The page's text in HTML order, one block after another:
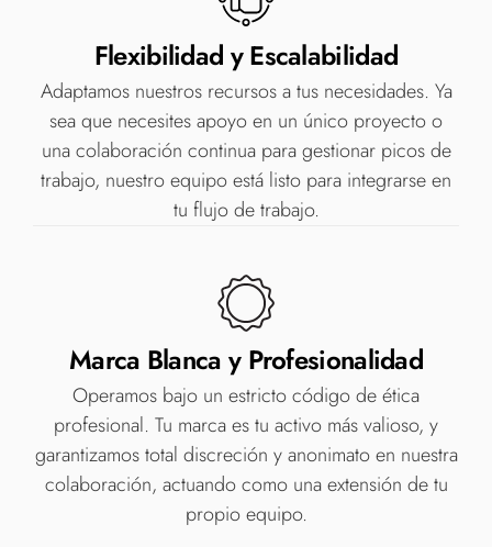
Flexibilidad y Escalabilidad
Adaptamos nuestros recursos a tus necesidades. Ya
sea que necesites apoyo en un único proyecto o
una colaboración continua para gestionar picos de
trabajo, nuestro equipo está listo para integrarse en
tu flujo de trabajo.
Marca Blanca y Profesionalidad
Operamos bajo un estricto código de ética
profesional. Tu marca es tu activo más valioso, y
garantizamos total discreción y anonimato en nuestra
colaboración, actuando como una extensión de tu
propio equipo.